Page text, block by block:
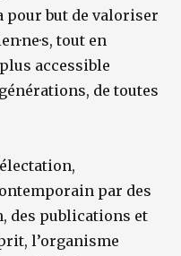
pour but de valoriser
tout en
accessible
de toutes
par des
des publications et
l’organisme